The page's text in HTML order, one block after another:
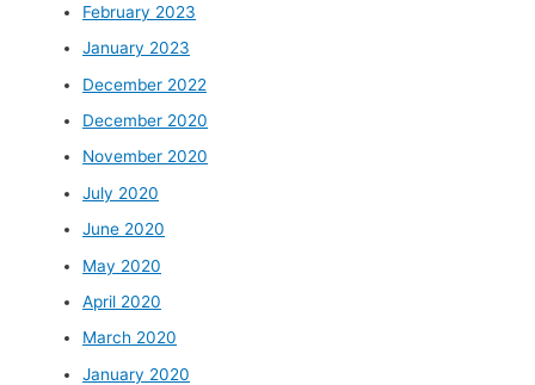
February 2023
January 2023
December 2022
December 2020
November 2020
July 2020
June 2020
May 2020
April 2020
March 2020
January 2020